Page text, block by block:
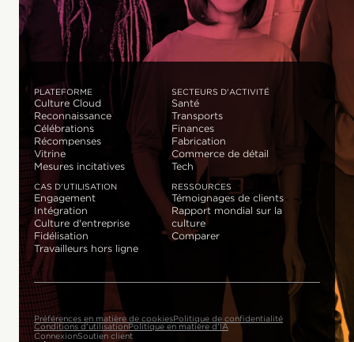
PLATEFORME
Culture Cloud
Reconnaissance
Célébrations
Récompenses
Vitrine
Mesures incitatives
SECTEURS D'ACTIVITÉ
Santé
Transports
Finances
Fabrication
Commerce de détail
Tech
CAS D'UTILISATION
Engagement
Intégration
Culture d'entreprise
Fidélisation
Travailleurs hors ligne
RESSOURCES
Témoignages de clients
Rapport mondial sur la
culture
Comparer
Préférences en matière de cookiesPolitique de confidentialité
Conditions d'utilisationPolitique en matière d'IA
ConnexionSoutien client